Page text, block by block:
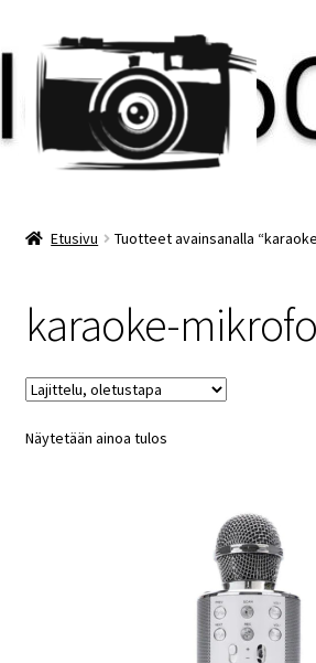
Siirry
navigointiin
Siirry
sisältöön
Minun tilini
Ostoskori
Etusivu Tuotteet avainsanalla
karaoke-
Näytetään ainoa tulos